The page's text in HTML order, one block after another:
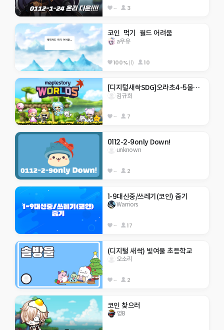
-- 3
코인  먹기  월드 어려움
a우유
100%(1) 10
[디지털새싹SDG]오라초4-5물을깨끗하게
김규희
-- 7
0112-2-9only Down!
unknown
-- 2
1-9대신중/쓰레기(코인) 줍기
Warriors
-- 17
(디지털 새싹) 빛여울 초등학교
오소리
-- 2
코인 찾으러
영8